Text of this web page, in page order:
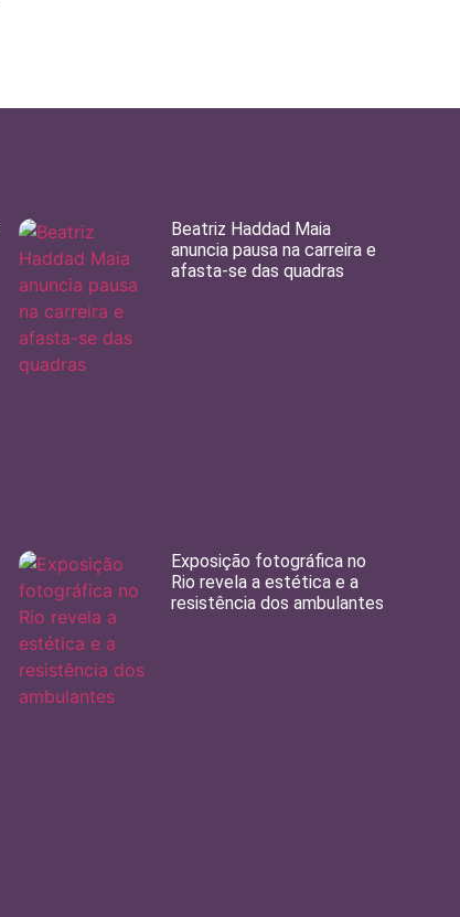
Beatriz Haddad Maia
anuncia pausa na carreira e
afasta-se das quadras
Exposição fotográfica no
Rio revela a estética e a
resistência dos ambulantes